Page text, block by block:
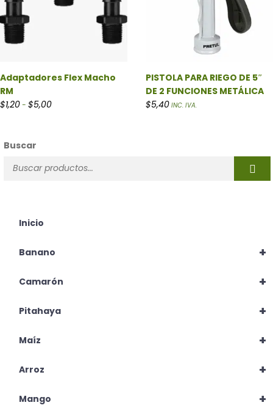
Adaptadores Flex Macho
RM
$1,20- $5,00Rango de precios: desde $1,20 hasta $5,00
PISTOLA PARA RIEGO DE 5″
DE 2 FUNCIONES METÁLICA
$5,40 INC. IVA.
Buscar
Inicio
+
Banano
+
Camarón
+
Pitahaya
+
Maíz
+
Arroz
+
Mango